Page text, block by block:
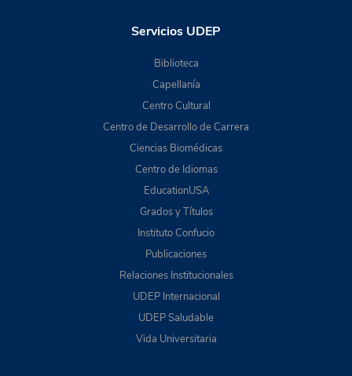
Servicios UDEP
Biblioteca
Capellanía
Centro Cultural
Centro de Desarrollo de Carrera
Ciencias Biomédicas
Centro de Idiomas
EducationUSA
Grados y Títulos
Instituto Confucio
Publicaciones
Relaciones Institucionales
UDEP Internacional
UDEP Saludable
Vida Universitaria